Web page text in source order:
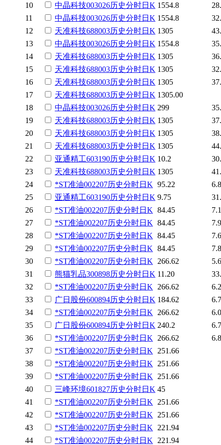
10
中晶科技003026历史分时日K 1554.8
11
中晶科技003026历史分时日K 1554.8
12
天准科技688003历史分时日K 1305
13
中晶科技003026历史分时日K 1554.8
14
天准科技688003历史分时日K 1305
15
天准科技688003历史分时日K 1305
16
天准科技688003历史分时日K 1305
17
天准科技688003历史分时日K 1305.00
18
中晶科技003026历史分时日K 299
19
天准科技688003历史分时日K 1305
20
天准科技688003历史分时日K 1305
21
天准科技688003历史分时日K 1305
22
亚通精工603190历史分时日K 10.2
23
天准科技688003历史分时日K 1305
24
*ST准油002207历史分时日K 95.22
25
亚通精工603190历史分时日K 9.75
26
*ST准油002207历史分时日K 84.45
27
*ST准油002207历史分时日K 84.45
28
*ST准油002207历史分时日K 84.45
29
*ST准油002207历史分时日K 84.45
30
*ST准油002207历史分时日K 266.62
31
熊猫乳品300898历史分时日K 11.20
32
*ST准油002207历史分时日K 266.62
33
广日股份600894历史分时日K 184.62
34
*ST准油002207历史分时日K 266.62
35
广日股份600894历史分时日K 240.2
36
*ST准油002207历史分时日K 266.62
37
*ST准油002207历史分时日K
251.66
38
*ST准油002207历史分时日K
251.66
39
*ST准油002207历史分时日K
251.66
40
三峰环境601827历史分时日K 45
41
*ST准油002207历史分时日K
251.66
42
*ST准油002207历史分时日K
251.66
43
*ST准油002207历史分时日K
221.94
44
*ST准油002207历史分时日K
221.94